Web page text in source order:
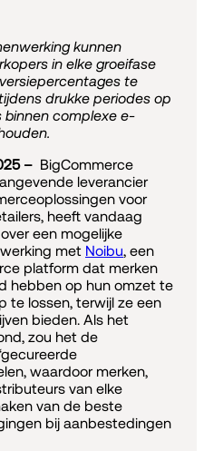
kunnen
in elke groeifase
te
drukke periodes op
complexe e-
– BigCommerce
leverancier
voor
heeft vandaag
een mogelijke
met Noibu, een
platform dat merken
hebben op hun omzet te
te lossen, terwijl ze een
bieden. Als het
zou het de
waardoor merken,
van elke
van de beste
bij aanbestedingen